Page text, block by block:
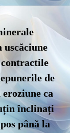
uscăciune
de
ca
înclinați
până la